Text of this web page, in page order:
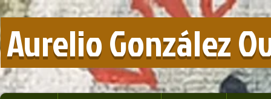
Aurelio González